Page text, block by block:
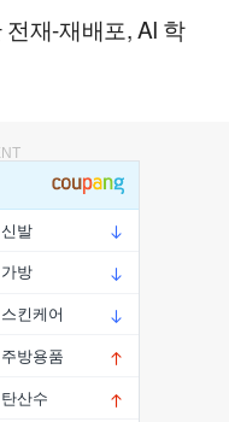
재-재배포, AI 학